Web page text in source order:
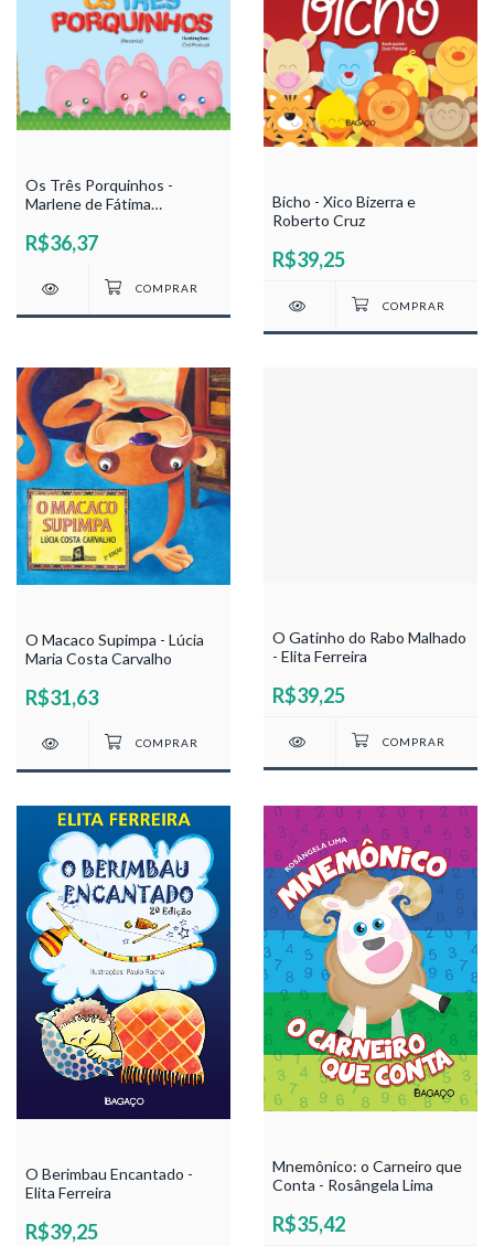
Os Três Porquinhos -
Marlene de Fátima
R$36,37
Bicho - Xico Bizerra e
Roberto Cruz
R$39,25
O Macaco Supimpa - Lúcia
Maria Costa Carvalho
R$31,63
O Gatinho do Rabo Malhado
- Elita Ferreira
R$39,25
O Berimbau Encantado -
Elita Ferreira
R$39,25
Mnemônico: o Carneiro que
Conta - Rosângela Lima
R$35,42